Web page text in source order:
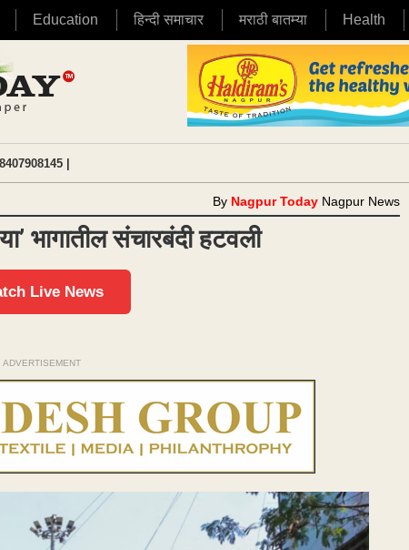
Education हिन्दी समाचार मराठी बातम्या Health
|
By Nagpur Today Nagpur News
भागातील संचारबंदी हटवली
Live News
ADVERTISEMENT